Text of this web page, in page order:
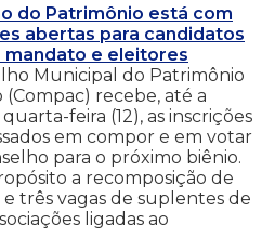
do Patrimônio está com
abertas para candidatos
mandato e eleitores
Municipal do Patrimônio
(Compac) recebe, até a
feira (12), as inscrições
em compor e em votar
para o próximo biênio.
a recomposição de
três vagas de suplentes de
ligadas ao